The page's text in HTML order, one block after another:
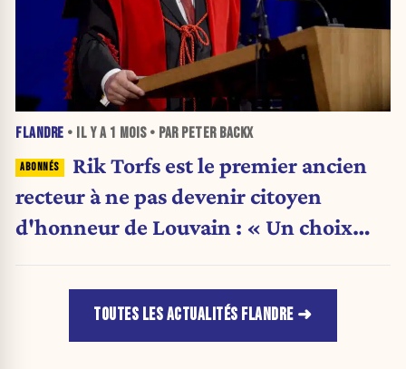
FLANDRE • IL Y A 1 MOIS• PAR PETER BACKX
Rik Torfs est le premier ancien
recteur à ne pas devenir citoyen
d'honneur de Louvain : « Un choix
TOUTES LES ACTUALITÉS FLANDRE